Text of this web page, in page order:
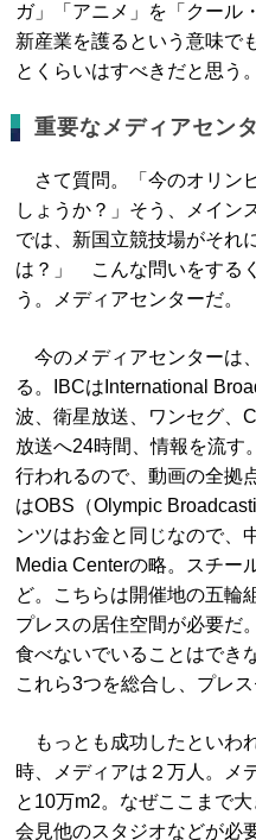
ガ」「アニメ」を「クール
新産業を護るという意味で
とくらいはすべきだと思う。
重要なメディアセン
さて質問。「今のオリン
しょうか？」そう、メイン
では、新国立競技場がそれ
は？」 こんな問いをする
う。メディアセンターだ。
今のメディアセンターは
る。IBCはInternational
波、衛星放送、ワンセグ、
放送へ24時間、情報を流す
行われるので、動画の全拠
はOBS（Olympic
ンツはお金と同じなので、
Media Centerの略。スチー
ど。こちらは開催地の五輪
プレスの居住空間が必要だ
食べないでいることはでき
これら3つを総合し、プレ
もっとも成功したといわ
時、メディアは２万人。メ
と10万m2。なぜここまで
会見他のスタジオなどが必